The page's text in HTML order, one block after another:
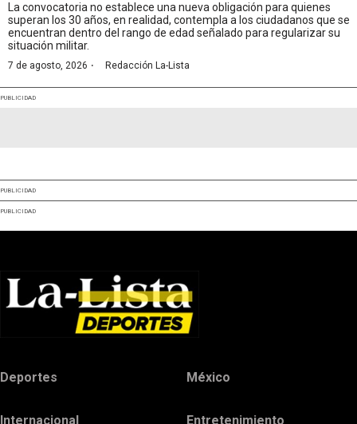
La convocatoria no establece una nueva obligación para quienes
superan los 30 años, en realidad, contempla a los ciudadanos que se
encuentran dentro del rango de edad señalado para regularizar su
situación militar.
7 de agosto, 2026 · Redacción La-Lista
PUBLICIDAD
PUBLICIDAD
PUBLICIDAD
Deportes México
Internacional Entretenimiento